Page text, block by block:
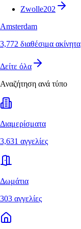
Zwolle202
Amsterdam
3,772 διαθέσιμα ακίνητα
Δείτε όλα
Αναζήτηση ανά τύπο
Διαμερίσματα
3,631 αγγελίες
Δωμάτια
303 αγγελίες